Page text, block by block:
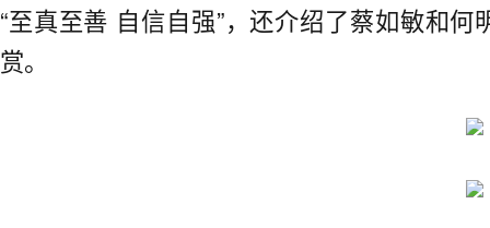
“至真至善 自信自强”，还介绍了蔡如敏和
赏。